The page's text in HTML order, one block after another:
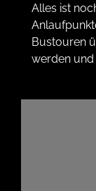
Alles ist
Bustouren
werden und